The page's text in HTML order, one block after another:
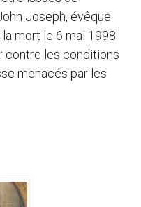
Joseph, évêque
la mort le 6 mai 1998
contre les conditions
menacés par les